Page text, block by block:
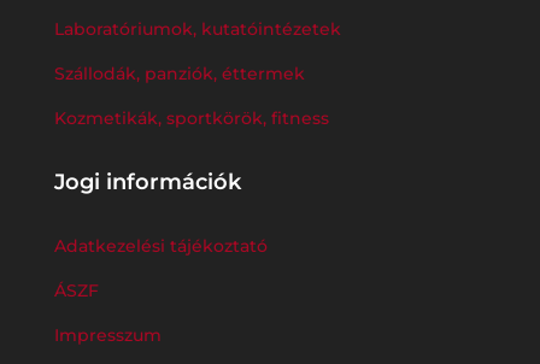
Laboratóriumok, kutatóintézetek
Szállodák, panziók, éttermek
Kozmetikák, sportkörök, fitness
Jogi információk
Adatkezelési tájékoztató
ÁSZF
Impresszum